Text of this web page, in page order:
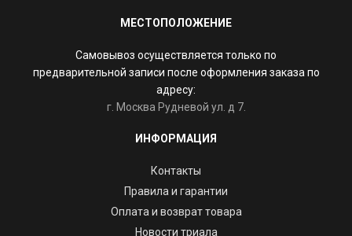
МЕСТОПОЛОЖЕНИЕ
Самовывоз осуществляется только по
предварительной записи после оформления заказа по
адресу:
г. Москва Рудневой ул. д 7.
ИНФОРМАЦИЯ
Контакты
Правила и гарантии
Оплата и возврат товара
Новости триала